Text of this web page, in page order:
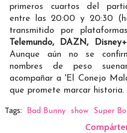
primeros cuartos del
entre las 20:00 y 20:30
transmitido por
Telemundo, DAZN,
Aunque aún no se
nombres de peso
acompañar a 'El Conejo
que promete marcar historia.
Tags: Bad Bunny show Super